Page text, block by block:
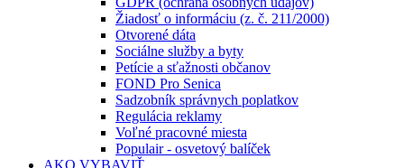
Žiadosť o informáciu (z. č. 211/2000)
Otvorené dáta
Sociálne služby a byty
Petície a sťažnosti občanov
FOND Pro Senica
Sadzobník správnych poplatkov
Regulácia reklamy
Voľné pracovné miesta
Populair - osvetový balíček